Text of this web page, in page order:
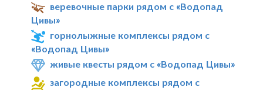
веревочные парки рядом с «Водопад
Цивы»
горнолыжные комплексы рядом с
«Водопад Цивы»
живые квесты рядом с «Водопад Цивы»
загородные комплексы рядом с